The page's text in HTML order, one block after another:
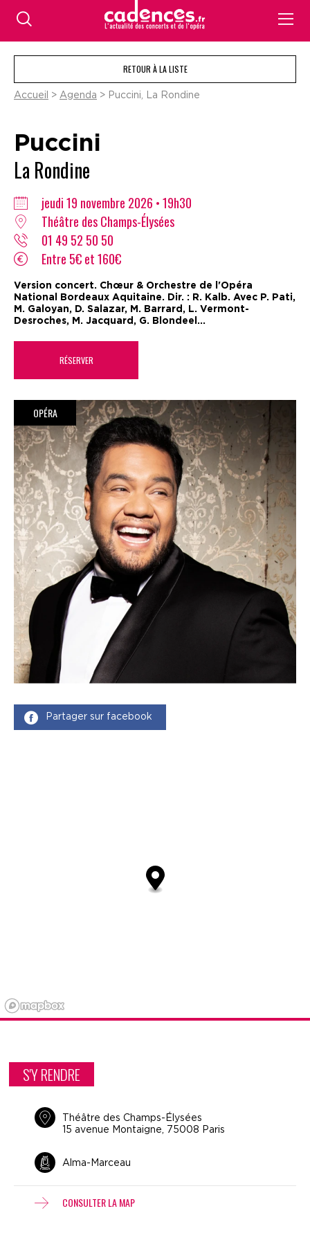
RETOUR À LA LISTE
Accueil > Agenda > Puccini, La Rondine
Puccini
La Rondine
jeudi 19 novembre 2026 • 19h30
Théâtre des Champs-Élysées
01 49 52 50 50
Entre 5€ et 160€
Version concert. Chœur & Orchestre de l'Opéra
National Bordeaux Aquitaine. Dir. : R. Kalb. Avec P. Pati,
M. Galoyan, D. Salazar, M. Barrard, L. Vermont-
Desroches, M. Jacquard, G. Blondeel...
RÉSERVER
OPÉRA
Partager sur facebook
S'Y RENDRE
Théâtre des Champs-Élysées
15 avenue Montaigne, 75008 Paris
Alma-Marceau
CONSULTER LA MAP